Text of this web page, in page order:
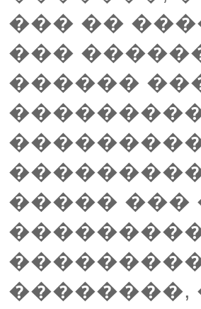
��� ��
���
������
����� ���
��������,